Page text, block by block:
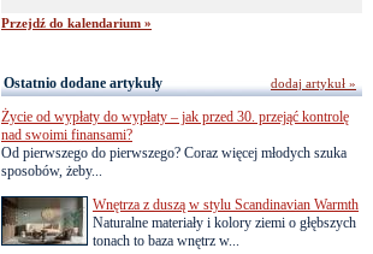
Przejdź do kalendarium »
Ostatnio dodane artykuły
Życie od wypłaty do wypłaty – jak przed 30. przejąć kontrolę
nad swoimi finansami?
Od pierwszego do pierwszego? Coraz więcej młodych szuka
sposobów, żeby...
Wnętrza z duszą w stylu Scandinavian Warmth
Naturalne materiały i kolory ziemi o głębszych
tonach to baza wnętrz w...
dodaj artykuł »